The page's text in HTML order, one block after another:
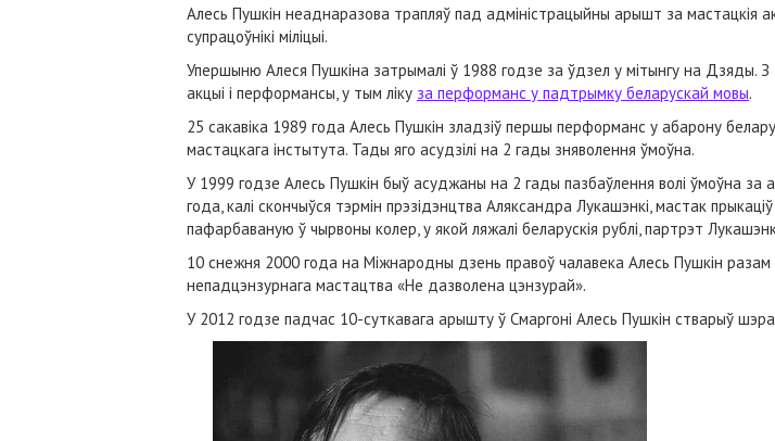
Алесь Пушкін неаднаразова трапляў пад адміністрацыйны арышт за мастацкія
супрацоўнікі міліцыі.
Упершыню Алеся Пушкіна затрымалі ў 1988 годзе за ўдзел у мітынгу на Дзяды.
акцыі і перформансы, у тым ліку за перформанс у падтрымку беларускай мовы.
25 сакавіка 1989 года Алесь Пушкін зладзіў першы перформанс у абарону
мастацкага інстытута. Тады яго асудзілі на 2 гады зняволення ўмоўна.
У 1999 годзе Алесь Пушкін быў асуджаны на 2 гады пазбаўлення волі ўмоўна за
года, калі скончыўся тэрмін прэзідэнцтва Аляксандра Лукашэнкі, мастак
пафарбаваную ў чырвоны колер, у якой ляжалі беларускія рублі, партрэт
10 снежня 2000 года на Міжнародны дзень правоў чалавека Алесь Пушкін
непадцэнзурнага мастацтва «Не дазволена цэнзурай».
У 2012 годзе падчас 10-суткавага арышту ў Смаргоні Алесь Пушкін стварыў